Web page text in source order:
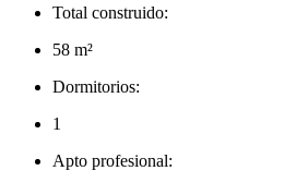
Total construido:
58 m²
Dormitorios:
1
Apto profesional: